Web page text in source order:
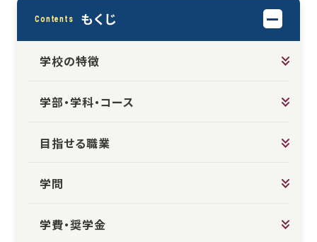
Contents もくじ
学校の特徴
学部・学科・コース
目指せる職業
学問
学費・奨学金